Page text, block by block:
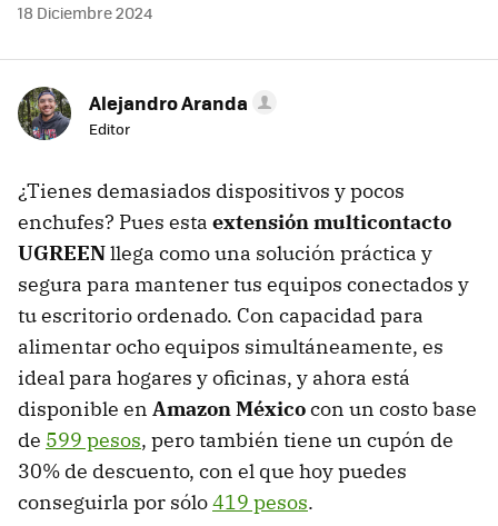
18 Diciembre 2024
Alejandro Aranda
Editor
¿Tienes demasiados dispositivos y pocos
enchufes? Pues esta extensión multicontacto
UGREENllega como una solución práctica y
segura para mantener tus equipos conectados y
tu escritorio ordenado. Con capacidad para
alimentar ocho equipos simultáneamente, es
ideal para hogares y oficinas, y ahora está
disponible en Amazon Méxicocon un costo base
de 599 pesos, pero también tiene un cupón de
30% de descuento, con el que hoy puedes
conseguirla por sólo419 pesos.